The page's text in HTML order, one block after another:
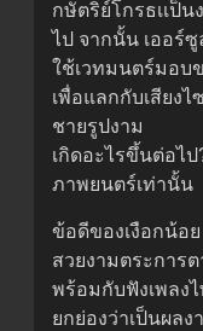
กษัตริย์โกรธเเป็
ไป จากนั้น เออร์
ใช้เวทมนตร์มอบ
เพื่อแลกกับเสียงไ
ชายรูปงาม
เกิดอะไรขึ้นต่อไ
ภาพยนตร์เท่านั้น
ข้อดีของเงือกน้อ
สวยงามตระการ
พร้อมกับฟังเพลง
ยกย่องว่าเป็นผล